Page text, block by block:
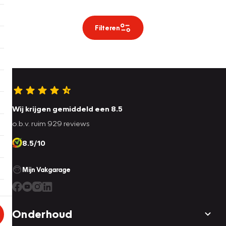
Filteren
Wij krijgen gemiddeld een 8.5
o.b.v. ruim 929 reviews
8.5/10
Mijn Vakgarage
Onderhoud